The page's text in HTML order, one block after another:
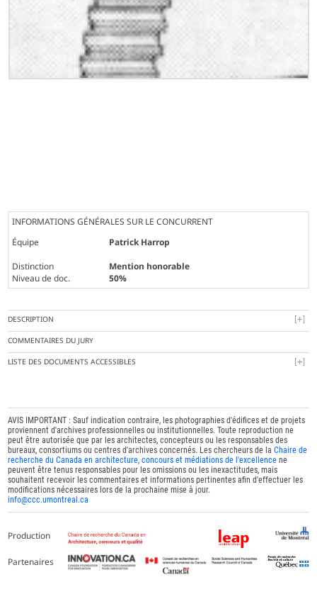
INFORMATIONS GÉNÉRALES SUR LE CONCURRENT
Équipe
Patrick Harrop
Distinction
Mention honorable
Niveau de doc.
50%
DESCRIPTION
COMMENTAIRES DU JURY
LISTE DES DOCUMENTS ACCESSIBLES
AVIS IMPORTANT : Sauf indication contraire, les photographies d'édifices et de projets
proviennent d'archives professionnelles ou institutionnelles. Toute reproduction ne
peut être autorisée que par les architectes, concepteurs ou les responsables des
bureaux, consortiums ou centres d'archives concernés. Les chercheurs de laChaire de
recherche du Canada en architecture, concours et médiations de l'excellence ne
peuvent être tenus responsables pour les omissions ou les inexactitudes, mais
souhaitent recevoir les commentaires et informations pertinentes afin d'effectuer les
modifications nécessaires lors de la prochaine mise à jour.
info@ccc.umontreal.ca
Production
Partenaires